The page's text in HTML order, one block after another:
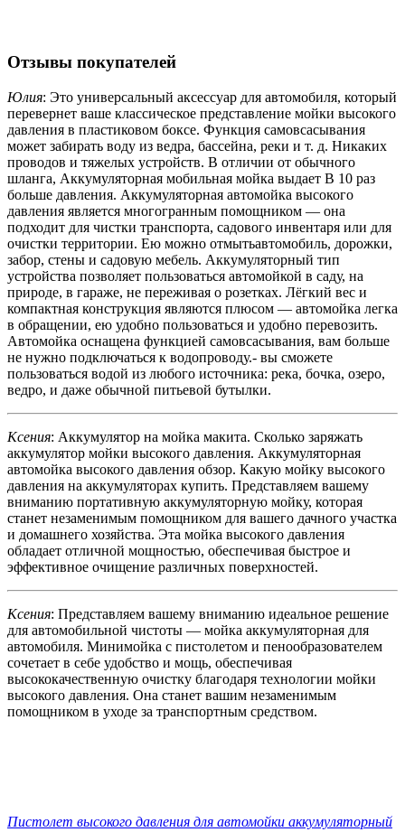
Отзывы покупателей
Юлия: Это универсальный аксессуар для автомобиля, который
перевернет ваше классическое представление мойки высокого
давления в пластиковом боксе. Функция самовсасывания
может забирать воду из ведра, бассейна, реки и т. д. Никаких
проводов и тяжелых устройств. В отличии от обычного
шланга, Аккумуляторная мобильная мойка выдает В 10 раз
больше давления. Аккумуляторная автомойка высокого
давления является многогранным помощником — она
подходит для чистки транспорта, садового инвентаря или для
очистки территории. Ею можно отмытьавтомобиль, дорожки,
забор, стены и садовую мебель. Аккумуляторный тип
устройства позволяет пользоваться автомойкой в саду, на
природе, в гараже, не переживая о розетках. Лёгкий вес и
компактная конструкция являются плюсом — автомойка легка
в обращении, ею удобно пользоваться и удобно перевозить.
Автомойка оснащена функцией самовсасывания, вам больше
не нужно подключаться к водопроводу.- вы сможете
пользоваться водой из любого источника: река, бочка, озеро,
ведро, и даже обычной питьевой бутылки.
Ксения: Аккумулятор на мойка макита. Сколько заряжать
аккумулятор мойки высокого давления. Аккумуляторная
автомойка высокого давления обзор. Какую мойку высокого
давления на аккумуляторах купить. Представляем вашему
вниманию портативную аккумуляторную мойку, которая
станет незаменимым помощником для вашего дачного участка
и домашнего хозяйства. Эта мойка высокого давления
обладает отличной мощностью, обеспечивая быстрое и
эффективное очищение различных поверхностей.
Ксения: Представляем вашему вниманию идеальное решение
для автомобильной чистоты — мойка аккумуляторная для
автомобиля. Минимойка с пистолетом и пенообразователем
сочетает в себе удобство и мощь, обеспечивая
высококачественную очистку благодаря технологии мойки
высокого давления. Она станет вашим незаменимым
помощником в уходе за транспортным средством.
Пистолет высокого давления для автомойки аккумуляторный